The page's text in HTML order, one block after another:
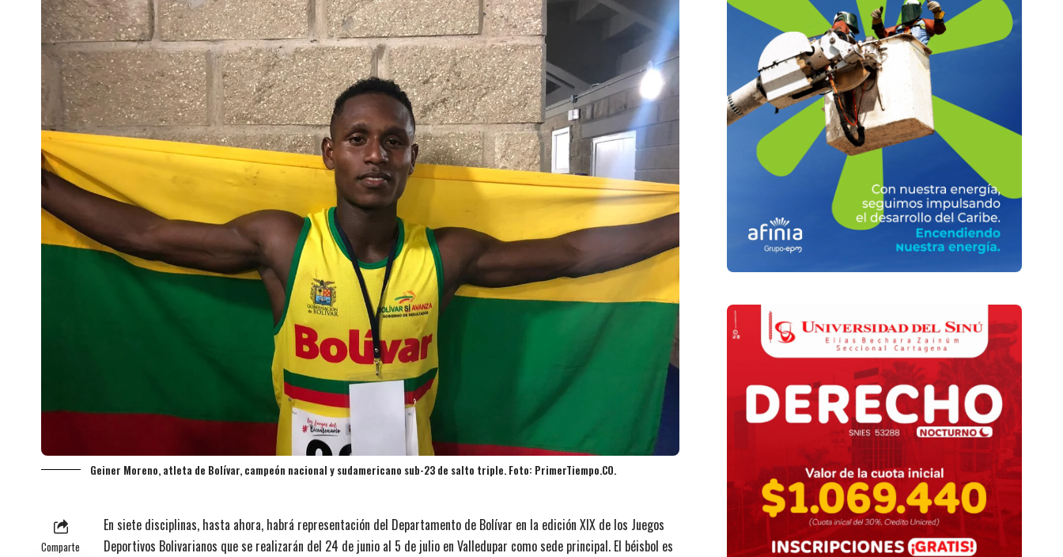
Geiner Moreno, atleta de Bolívar, campeón nacional y sudamericano sub-23 de salto triple. Foto: PrimerTiempo.CO.
Comparte
En siete disciplinas, hasta ahora, habrá representación del Departamento de Bolívar en la edición XIX de los Juegos
Deportivos Bolivarianos que se realizarán del 24 de junio al 5 de julio en Valledupar como sede principal. El béisbol es